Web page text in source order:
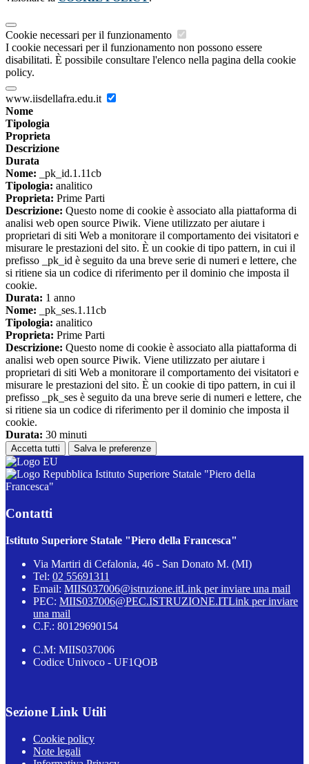
Cookie necessari per il funzionamento
I cookie necessari per il funzionamento non possono essere
disabilitati. È possibile consultare l'elenco nella pagina della cookie
policy.
www.iisdellafra.edu.it
Nome
Tipologia
Proprieta
Descrizione
Durata
Nome: _pk_id.1.11cb
Tipologia: analitico
Proprieta: Prime Parti
Descrizione: Questo nome di cookie è associato alla piattaforma di
analisi web open source Piwik. Viene utilizzato per aiutare i
proprietari di siti Web a monitorare il comportamento dei visitatori e
misurare le prestazioni del sito. È un cookie di tipo pattern, in cui il
prefisso _pk_id è seguito da una breve serie di numeri e lettere, che
si ritiene sia un codice di riferimento per il dominio che imposta il
cookie.
Durata: 1 anno
Nome: _pk_ses.1.11cb
Tipologia: analitico
Proprieta: Prime Parti
Descrizione: Questo nome di cookie è associato alla piattaforma di
analisi web open source Piwik. Viene utilizzato per aiutare i
proprietari di siti Web a monitorare il comportamento dei visitatori e
misurare le prestazioni del sito. È un cookie di tipo pattern, in cui il
prefisso _pk_ses è seguito da una breve serie di numeri e lettere, che
si ritiene sia un codice di riferimento per il dominio che imposta il
cookie.
Durata: 30 minuti
Accetta tutti Salva le preferenze
Istituto Superiore Statale "Piero della
Francesca"
Contatti
Istituto Superiore Statale "Piero della Francesca"
Via Martiri di Cefalonia, 46 - San Donato M. (MI)
Tel: 02 55691311
Email: MIIS037006@istruzione.itLink per inviare una mail
PEC: MIIS037006@PEC.ISTRUZIONE.ITLink per inviare
una mail
C.F.: 80129690154
C.M: MIIS037006
Codice Univoco - UF1QOB
Sezione Link Utili
Cookie policy
Note legali